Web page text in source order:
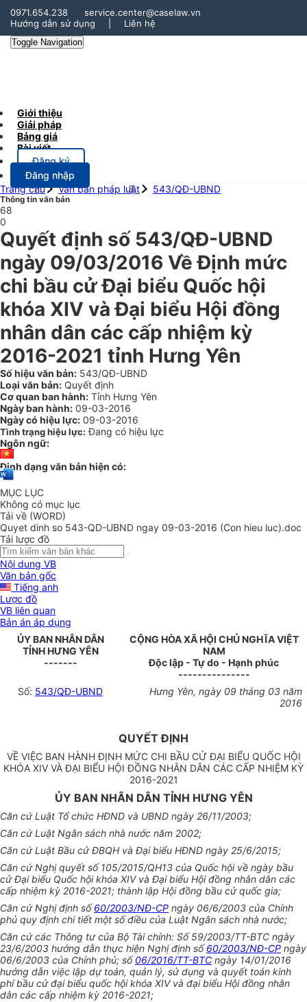
0971.654.238
service.center@caselaw.vn
Hướng dẫn sử dụng
Liên hệ
Toggle Navigation
Giới thiệu
Giải pháp
Bảng giá
Bài viết
Đăng ký
Đăng nhập
Trang chủ
Văn bản pháp luật 543/QĐ-UBND
Thông tin văn bản
68
0
Quyết định số 543/QĐ-UBND
ngày 09/03/2016 Về Định mức
chi bầu cử Đại biểu Quốc hội
khóa XIV và Đại biểu Hội đồng
nhân dân các cấp nhiệm kỳ
2016-2021 tỉnh Hưng Yên
Số hiệu văn bản: 543/QĐ-UBND
Loại văn bản: Quyết định
Cơ quan ban hành: Tỉnh Hưng Yên
Ngày ban hành: 09-03-2016
Ngày có hiệu lực: 09-03-2016
Tình trạng hiệu lực: Đang có hiệu lực
Ngôn ngữ:
Định dạng văn bản hiện có:
MỤC LỤC
Không có mục lục
Tải về (WORD)
Quyet dinh so 543-QD-UBND ngay 09-03-2016 (Con hieu luc).doc
Tải lược đồ
Nội dung VB
Văn bản gốc
Tiếng anh
Lược đồ
VB liên quan
Bản án áp dụng
ỦY BAN NHÂN DÂN
TỈNH HƯNG YÊN
-------
CỘNG HÒA XÃ HỘI CHỦ NGHĨA VIỆT
NAM
Độc lập - Tự do - Hạnh phúc
---------------
Số: 543/QĐ-UBND Hưng Yên, ngày 09tháng 03 năm
2016
QUYẾT ĐỊNH
VỀ VIỆC BAN HÀNH ĐỊNH MỨC CHI BẦU CỬ ĐẠI BIỂU QUỐC HỘI
KHÓA XIV VÀ ĐẠI BIỂU HỘI ĐỒNG NHÂN DÂN CÁC CẤP NHIỆM KỲ
2016-2021
ỦY BAN NHÂN DÂN TỈNH HƯNG YÊN
Căn cứLuật Tổ chức HĐND và UBND ngày 26/11/2003;
Căn cứLuật Ngân sách nhà nước năm 2002;
Căn cứLuật Bầu cử ĐBQH và Đại biểu HĐND ngày 25/6/2015;
Căn cứ Nghị quyết số105/2015/QH13 của Quốc hội về ngày bầu
cử Đại biểu Quốc hội khóa XIV và Đại biểu Hội đồng nhân dân các
cấp nhiệm kỳ 2016-2021; thành lập Hội đồng bầu cử quốc gia;
Căn cứ Nghị định số60/2003/NĐ-CP ngày 06/6/2003 của Chính
phủ quy định chi tiết một số điều của Luật Ngân sách nhà nước;
Căn cứ các Thông tư của Bộ Tài chính: Số 59/2003/TT-BTC ngày
23/6/2003 hướng dẫn thực hiện Nghị định số60/2003/NĐ-CP ngày
06/6/2003 của Chính phủ; số06/2016/TT-BTC ngày 14/01/2016
hướng dẫn việc lập dự toán, quản lý, sử dụng và quyết toán kinh
phí bầu cử đại biểu quốc hội khóa XIV và đạibiểu Hội đồng nhân
dân các cấp nhiệm kỳ 2016-2021;